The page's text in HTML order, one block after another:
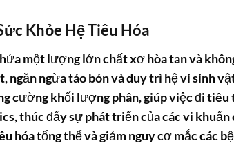
Khỏe Hệ Tiêu Hóa
một lượng lớn chất xơ hòa tan và
ngăn ngừa táo bón và duy trì hệ vi sinh
cường khối lượng phân, giúp việc đi
thúc đẩy sự phát triển của các vi
hóa tổng thể và giảm nguy cơ mắc các